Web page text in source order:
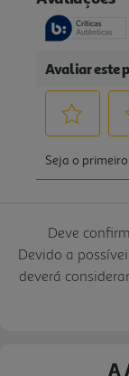
Deve
Devido a
deverá
A